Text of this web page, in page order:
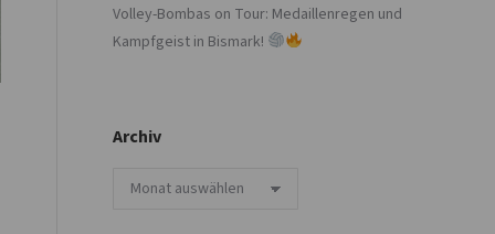
Volley-Bombas on Tour: Medaillenregen und
Kampfgeist in Bismark!
Archiv
Archiv